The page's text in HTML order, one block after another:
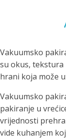
Vakuumsko
su okus, tekstura
hrani koja može
Vakuumsko
pakiranje u
vrijednosti
vide kuhanjem
Tuš glave
filtriranje
tuširanje